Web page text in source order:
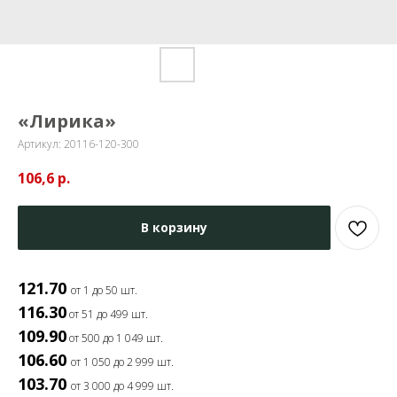
«Лирика»
Артикул: 20116-120-300
106,6 р.
В корзину
121.70 от 1 до 50 шт.
116.30от 51 до 499 шт.
109.90от 500 до 1 049 шт.
106.60 от 1 050 до 2 999 шт.
103.70 от 3 000 до 4 999 шт.